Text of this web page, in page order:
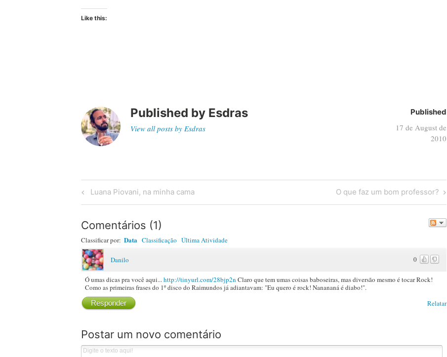
Like this:
Published by Esdras
View all posts by Esdras
Published
17 de August de
2010
Post
navigation
Previous
Post
Luana Piovani, na minha cama
Next
Post
O que faz um bom professor?
Comentários (1)
Classificar por: Data Classificação Última Atividade
0
Danilo
Ó umas dicas pra você aqui...http://tinyurl.com/28bjp2n Claro que tem umas coisas baboseiras, mas diversão mesmo é tocar Rock!
Como as primeiras frases do 1º disco do Raimundos já adiantavam: "Eu quero é rock! Nanananá é diabo!".
Relatar
Responder
Postar um novo comentário